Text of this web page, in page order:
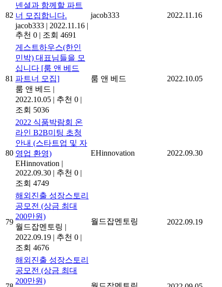
82
넨셜과 함께할 파트
너 모집합니다.
jacob333 | 2022.11.16 |
추천 0 | 조회 4691
jacob333 2022.11.16
81
게스트하우스(한인
민박) 대표님들을 모
십니다 [룸 앤 베드
파트너 모집]
룸 앤 베드 |
2022.10.05 | 추천 0 |
조회 5036
룸 앤 베드 2022.10.05
80
2022 식품박람회 온
라인 B2B미팅 초청
안내 (스타트업 및 자
영업 환영)
EHinnovation |
2022.09.30 | 추천 0 |
조회 4749
EHinnovation 2022.09.30
79
해외진출 성장스토리
공모전 (상금 최대
200만원)
월드잡멘토링 |
2022.09.19 | 추천 0 |
조회 4676
월드잡멘토링 2022.09.19
해외진출 성장스토리
공모전 (상금 최대
200만원)